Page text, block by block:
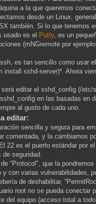
a la que queremos
desde un Linux,
también. Si lo que tenemos
usado es el
Putty, es un
(mNGremote por
es tan sencillo como usar
install sshd-server)*. Ahora
será editar el sshd_config (/
en las basadas en
al gusto de cada uno.
editar:
sencilla y segura para
comentada, y la cambiamos
22 es el puerto estándar por
seguridad.
“Protocol", que la
y con varias vulnerabilidades,
de deshabilitar,
root no se pueda conectar
del equipo (acceso total a